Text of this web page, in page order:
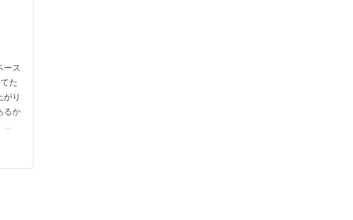
ース
た
がり
るか